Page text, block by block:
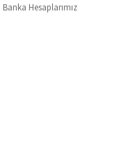
Banka Hesaplarımız